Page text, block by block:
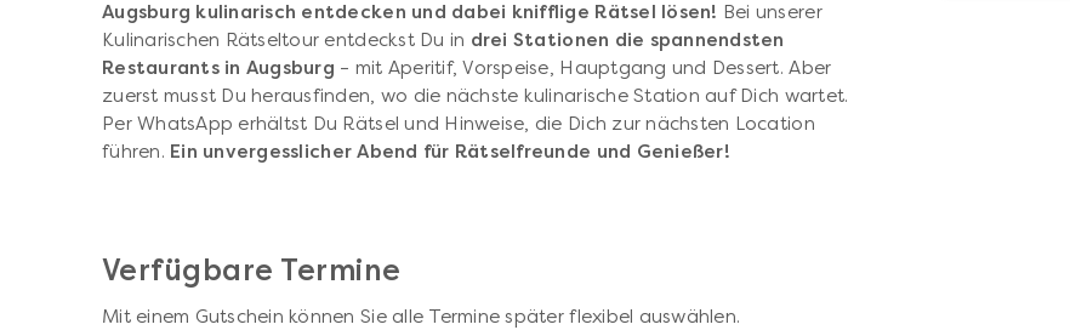
Augsburg kulinarisch entdecken und dabei knifflige Rätsel lösen! Bei unserer
Kulinarischen Rätseltour entdeckst Du in drei Stationen die spannendsten
Restaurants in Augsburg – mit Aperitif, Vorspeise, Hauptgang und Dessert. Aber
zuerst musst Du herausfinden, wo die nächste kulinarische Station auf Dich wartet.
Per WhatsApp erhältst Du Rätsel und Hinweise, die Dich zur nächsten Location
führen. Ein unvergesslicher Abend für Rätselfreunde und Genießer!
Verfügbare Termine
Mit einem Gutschein können Sie alle Termine später flexibel auswählen.